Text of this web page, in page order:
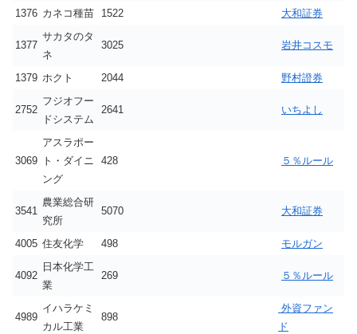
1376 カネコ種苗 1522 大和証券
1377
サカタのタ
ネ
3025 岩井コスモ
1379 ホクト 2044 野村證券
2752
フジオフー
ドシステム
2641 いちよし
3069
アスラポー
ト・ダイニ
ング
428 ５％ルール
3541
農業総合研
究所
5070 大和証券
4005 住友化学 498 モルガン
4092
日本化学工
業
269 ５％ルール
4989
イハラケミ
カル工業
898
外資ファン
ド